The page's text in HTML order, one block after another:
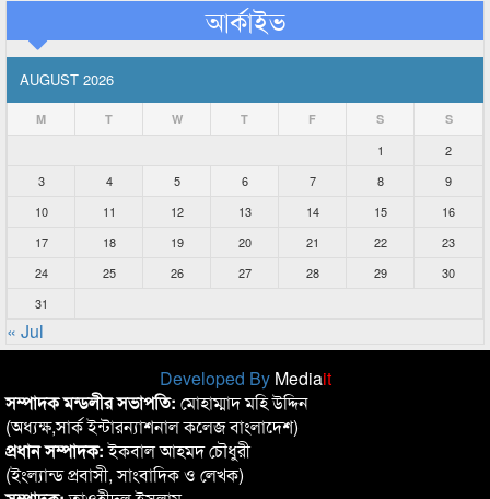
আর্কাইভ
AUGUST 2026
M T W T F S S
1
2
3
4 5 6 7 8
9
10
11 12 13 14 15
16
17
18 19 20 21 22
23
24
25 26 27 28 29
30
31
« Jul
Developed By Mediait
সম্পাদক মন্ডলীর সভাপতি: মোহাম্মাদ মহি উদ্দিন
(অধ্যক্ষ,সার্ক ইন্টারন্যাশনাল কলেজ বাংলাদেশ)
প্রধান সম্পাদক:ইকবাল আহমদ চৌধুরী
(ইংল্যান্ড প্রবাসী, সাংবাদিক ও লেখক)